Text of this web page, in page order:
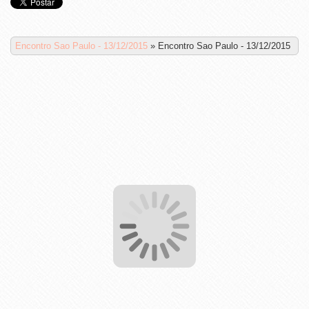
Encontro Sao Paulo - 13/12/2015 » Encontro Sao Paulo - 13/12/2015